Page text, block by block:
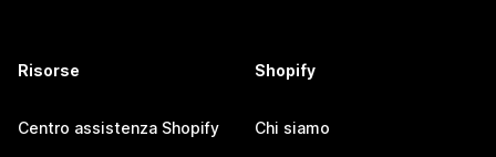
Risorse
Centro assistenza Shopify
Shopify
Chi siamo